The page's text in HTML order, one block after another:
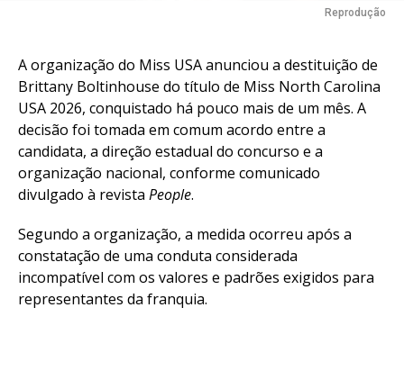
Reprodução
A organização do Miss USA anunciou a destituição de
Brittany Boltinhouse do título de Miss North Carolina
USA 2026, conquistado há pouco mais de um mês. A
decisão foi tomada em comum acordo entre a
candidata, a direção estadual do concurso e a
organização nacional, conforme comunicado
divulgado à revista People.
Segundo a organização, a medida ocorreu após a
constatação de uma conduta considerada
incompatível com os valores e padrões exigidos para
representantes da franquia.